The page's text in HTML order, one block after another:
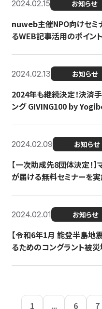
2024.02.15 お知らせ
nuweb主催NPO向けセミ
るWEB記事活用のポイント
2024.02.13 お知らせ
2024年も継続決定！決済
ング GIVING100 by
2024.02.09 お知らせ
【一次助成先8団体決定！
が届ける無料セミナーを
2024.02.01 お知らせ
【令和6年1月 能登半島地
るためのコングラント被
1 ... 6 7